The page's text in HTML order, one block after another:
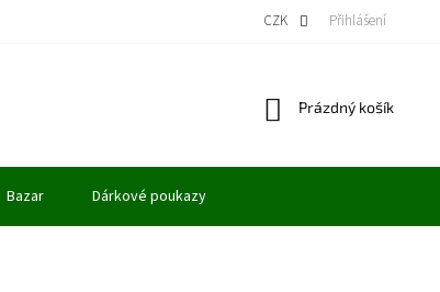
VÝKUP MODELŮ
CZK Přihlášení
Nákupní
Prázdný košík
Bazar Dárkové poukazy